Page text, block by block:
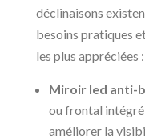
déclinaisons
besoins pratiques
les plus appréciées :
Miroir led anti-
ou frontal
améliorer la